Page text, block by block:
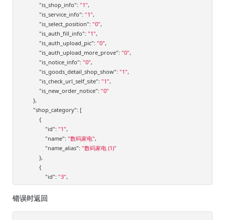
"is_shop_info": "1",
"is_service_info": "1",
"is_select_position": "0",
"is_auth_fill_info": "1",
"is_auth_upload_pic": "0",
"is_auth_upload_more_prove": "0",
"is_notice_info": "0",
"is_goods_detail_shop_show": "1",
"is_check_url_self_site": "1",
"is_new_order_notice": "0"
        },
"shop_category": [
            {
"id": "1",
"name": "数码家电",
"name_alias": "数码家电 (1)"
            },
            {
"id": "3",
"name": "测试分类",
"name_alias"
错误时返回